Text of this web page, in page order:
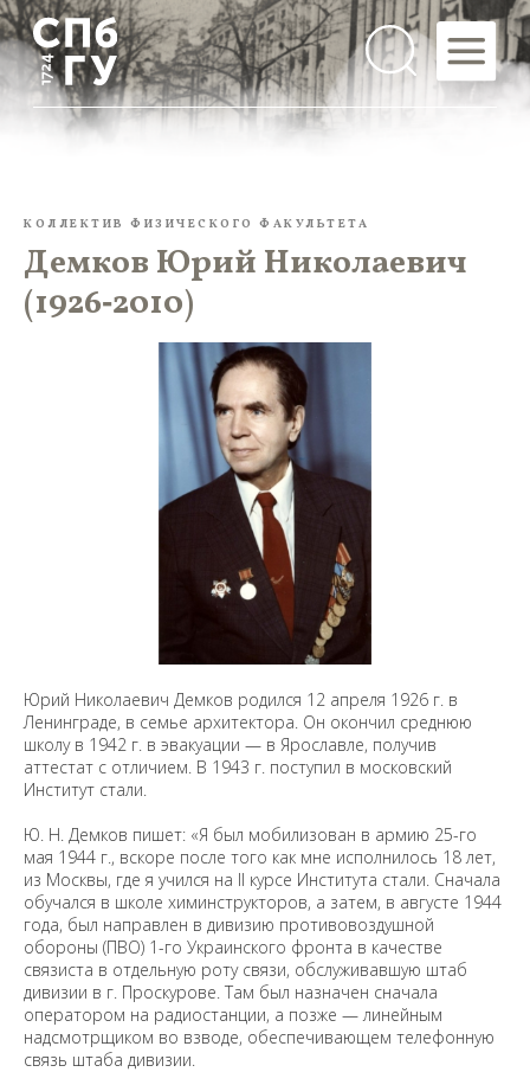
КОЛЛЕКТИВ ФИЗИЧЕСКОГО ФАКУЛЬТЕТА
Демков Юрий Николаевич
(1926‑2010)
Юрий Николаевич Демков родился 12 апреля 1926 г. в
Ленинграде, в семье архитектора. Он окончил среднюю
школу в 1942 г. в эвакуации — в Ярославле, получив
аттестат с отличием. В 1943 г. поступил в московский
Институт стали.
Ю. Н. Демков пишет: «Я был мобилизован в армию 25-го
мая 1944 г., вскоре после того как мне исполнилось 18 лет,
из Москвы, где я учился на II курсе Института стали. Сначала
обучался в школе химинструкторов, а затем, в августе 1944
года, был направлен в дивизию противовоздушной
обороны (ПВО) 1-го Украинского фронта в качестве
связиста в отдельную роту связи, обслуживавшую штаб
дивизии в г. Проскурове. Там был назначен сначала
оператором на радиостанции, а позже — линейным
надсмотрщиком во взводе, обеспечивающем телефонную
связь штаба дивизии.